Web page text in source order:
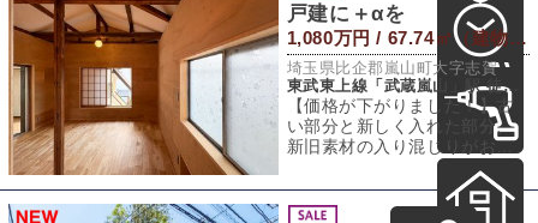
戸建に＋αを
1,080万円 / 67.74㎡（建物） 155.99㎡（敷地）
埼玉県比企郡嵐山町大字志賀
東武東上線「武蔵嵐山」駅 徒歩13分
【価格が下がりました！】古
い部分と新しく入れた部分、
新旧素材の入り混じりがおも
しろい戸建です。経年変化の
楽しみもあり、ま